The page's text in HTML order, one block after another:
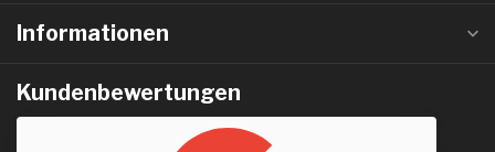
Informationen
Kundenbewertungen